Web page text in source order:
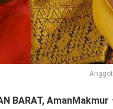
BARAT, AmanMakmur